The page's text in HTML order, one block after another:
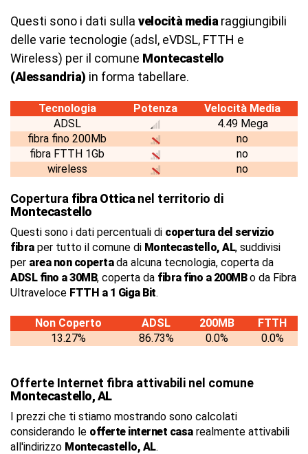
Questi sono i dati sulla velocità media raggiungibili
delle varie tecnologie (adsl, eVDSL, FTTH e
Wireless) per il comune Montecastello
(Alessandria) in forma tabellare.
Tecnologia Potenza
Velocità Media
ADSL
4.49 Mega
fibra fino 200Mb
no
fibra FTTH 1Gb
no
wireless
no
Copertura fibra Ottica nel territorio di
Montecastello
Questi sono i dati percentuali di copertura del servizio
fibraper tutto il comune di Montecastello, AL, suddivisi
per area non copertada alcuna tecnologia, coperta da
ADSL fino a 30MB, coperta da fibra fino a 200MBo da Fibra
Ultraveloce FTTH a 1 Giga Bit.
Non Coperto ADSL 200MB
FTTH
13.27%
86.73% 0.0% 0.0%
Offerte Internet fibra attivabili nel comune
Montecastello, AL
I prezzi che ti stiamo mostrando sono calcolati
considerando le offerte internet casarealmente attivabili
all'indirizzo Montecastello, AL.